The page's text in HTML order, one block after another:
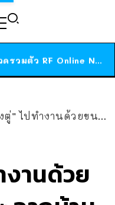
ได้เวลาเด็กหนวดรวมตัว RF Online Next เปิดให้เล่นแล้ว เกม Sci-Fi MMORPG ระดับตำนาน เล่นได้ทั้งมือถือและ PC
ด้วยขนส่งสาธารณะ จากบ้าน > ทำเนียบ จะใช้วิธีไหนได้บ้าง?
งานด้วย